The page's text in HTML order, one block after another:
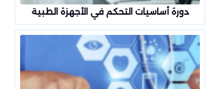
دورة أساسيات التحكم في الأجهزة الطبية